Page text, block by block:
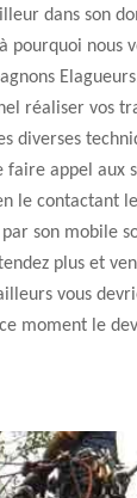
dans son
pourquoi nous
réaliser vos
diverses
faire appel aux
le contactant
son mobile
plus et
vous
moment le